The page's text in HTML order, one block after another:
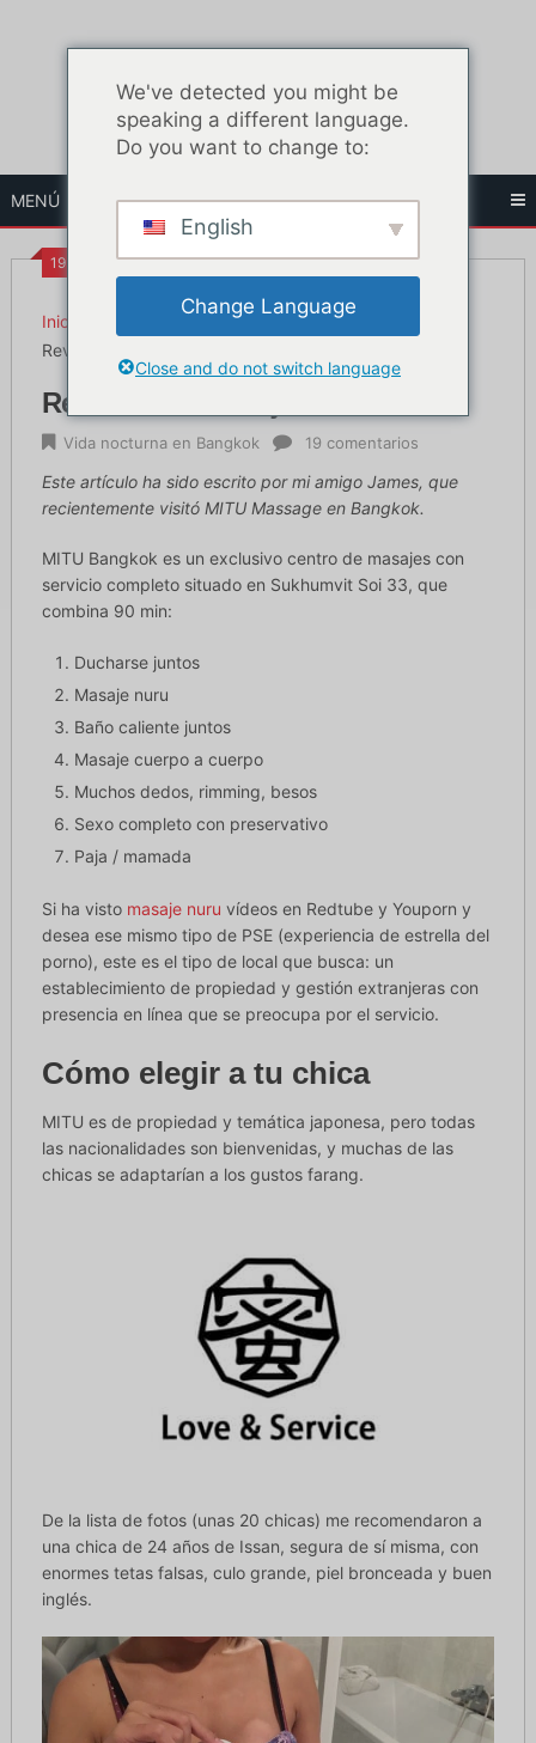
MENÚ
19:21
Inicio
Vida nocturna en Bangkok
Revisión del masaje MITU
Revisión del masaje MITU
Vida nocturna en Bangkok 19 comentarios
Este artículo ha sido escrito por mi amigo James, que
recientemente visitó MITU Massage en Bangkok.
MITU Bangkok es un exclusivo centro de masajes con
servicio completo situado en Sukhumvit Soi 33, que
combina 90 min:
Ducharse juntos
Masaje nuru
Baño caliente juntos
Masaje cuerpo a cuerpo
Muchos dedos, rimming, besos
Sexo completo con preservativo
Paja / mamada
Si ha visto masaje nuru vídeos en Redtube y Youporn y
desea ese mismo tipo de PSE (experiencia de estrella del
porno), este es el tipo de local que busca: un
establecimiento de propiedad y gestión extranjeras con
presencia en línea que se preocupa por el servicio.
Cómo elegir a tu chica
MITU es de propiedad y temática japonesa, pero todas
las nacionalidades son bienvenidas, y muchas de las
chicas se adaptarían a los gustos farang.
De la lista de fotos (unas 20 chicas) me recomendaron a
una chica de 24 años de Issan, segura de sí misma, con
enormes tetas falsas, culo grande, piel bronceada y buen
inglés.
We've detected you might be
speaking a different language.
Do you want to change to:
English
Change Language
Close and do not switch language